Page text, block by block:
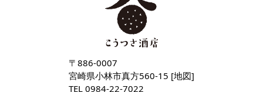
〒886-0007
宮崎県小林市真方560-15 [地図]
TEL 0984-22-7022